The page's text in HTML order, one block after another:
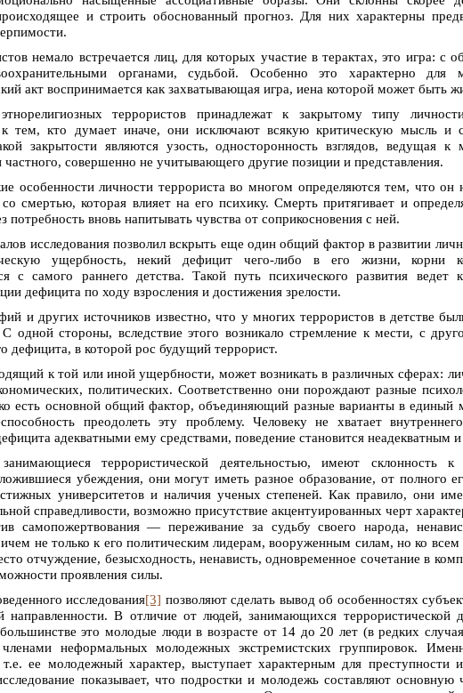
и строить обоснованный прогноз. Для них характерны
немало встречается лиц, для которых участие в терактах, это игра: с
органами, судьбой. Особенно это характерно для
акт воспринимается как захватывающая игра, иена которой может быть
террористов принадлежат к закрытому типу
к тем, кто думает иначе, они исключают всякую критическую мысль и
закрытости являются узость, односторонность взглядов, ведущая к
частного, совершенно не учитывающего другие позиции и представления.
особенности личности террориста во многом определяются тем, что он
со смертью, которая влияет на его психику. Смерть притягивает и
потребность вновь напитывать чувства от соприкосновения с ней.
исследования позволил вскрыть еще один общий фактор в развитии
ущербность, некий дефицит чего-либо в его жизни, корни
с самого раннего детства. Такой путь психического развития ведет
дефицита по ходу взросления и достижения зрелости.
и других источников известно, что у многих террористов в детстве
С одной стороны, вследствие этого возникало стремление к мести, с
дефицита, в которой рос будущий террорист.
к той или иной ущербности, может возникать в различных сферах:
политических. Соответственно они порождают разные
есть основной общий фактор, объединяющий разные варианты в единый
преодолеть эту проблему. Человеку не хватает
адекватными ему средствами, поведение становится неадекватным
террористической деятельностью, имеют склонность
убеждения, они могут иметь разное образование, от полного
университетов и наличия ученых степеней. Как правило, они
справедливости, возможно присутствие акцентуированных черт
самопожертвования — переживание за судьбу своего народа,
не только к его политическим лидерам, вооруженным силам, но ко всем
отчуждение, безысходность, ненависть, одновременное сочетание в
проявления силы.
исследования[3] позволяют сделать вывод об особенностях
направленности. В отличие от людей, занимающихся террористической
это молодые люди в возрасте от 14 до 20 лет (в редких
неформальных молодежных экстремистских группировок.
т.е. ее молодежный характер, выступает характерным для преступности
показывает, что подростки и молодежь составляют основную